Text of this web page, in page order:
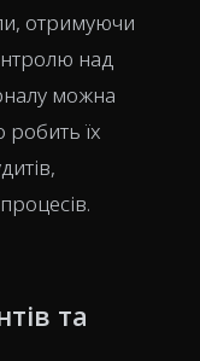
отримуючи
над
можна
їх
та